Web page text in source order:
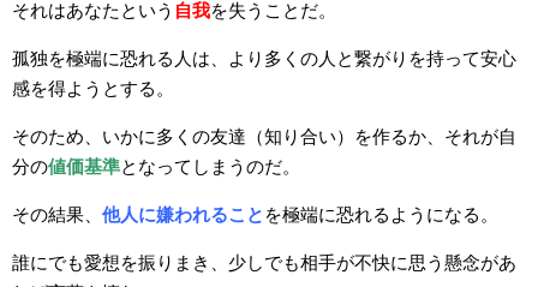
それはあなたという 自我を失うことだ。
孤独を極端に恐れる人は、より多くの人と繋がりを持って安心
感を得ようとする。
そのため、いかに多くの友達（知り合い）を作るか、それが自
分の値価基準となってしまうのだ。
その結果、 他人に嫌われること を極端に恐れるようになる。
誰にでも愛想を振りまき、少しでも相手が不快に思う懸念があ